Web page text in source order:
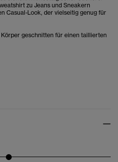
zu Jeans und Sneakern
Casual-Look, der vielseitig genug für
geschnitten für einen taillierten